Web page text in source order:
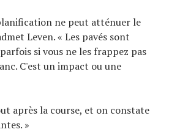
ne peut atténuer le
Leven. « Les pavés sont
si vous ne les frappez pas
C'est un impact ou une
après la course, et on constate
»